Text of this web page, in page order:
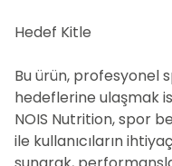
Hedef Kitle
Bu ürün, profesyonel
hedeflerine ulaşmak
NOIS Nutrition, spor
ile kullanıcıların